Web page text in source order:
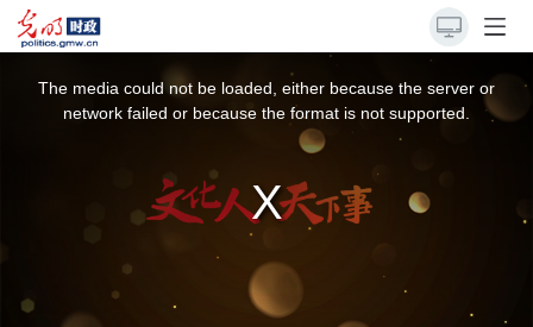
The media could not be loaded, either because the server or
network failed or because the format is not supported.